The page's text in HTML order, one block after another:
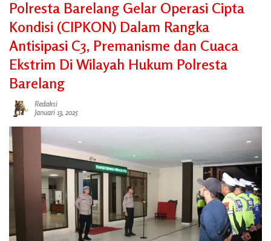
Polresta Barelang Gelar Operasi Cipta
Kondisi (CIPKON) Dalam Rangka
Antisipasi C3, Premanisme dan Cuaca
Ekstrim Di Wilayah Hukum Polresta
Barelang
Redaksi
Januari 13, 2025